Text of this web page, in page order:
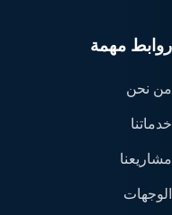
روابط مهمة
من نحن
خدماتنا
مشاريعنا
الوجهات